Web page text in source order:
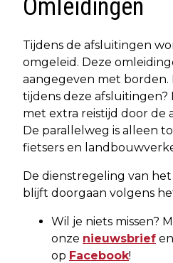
Omleidingen
Tijdens de afsluitingen
omgeleid. Deze
aangegeven met borden.
tijdens deze
met extra reistijd door de
De parallelweg is alleen
fietsers en
De dienstregeling van
blijft doorgaan volgens
Wil je niets missen?
onze nieuwsbrief
op Facebook!